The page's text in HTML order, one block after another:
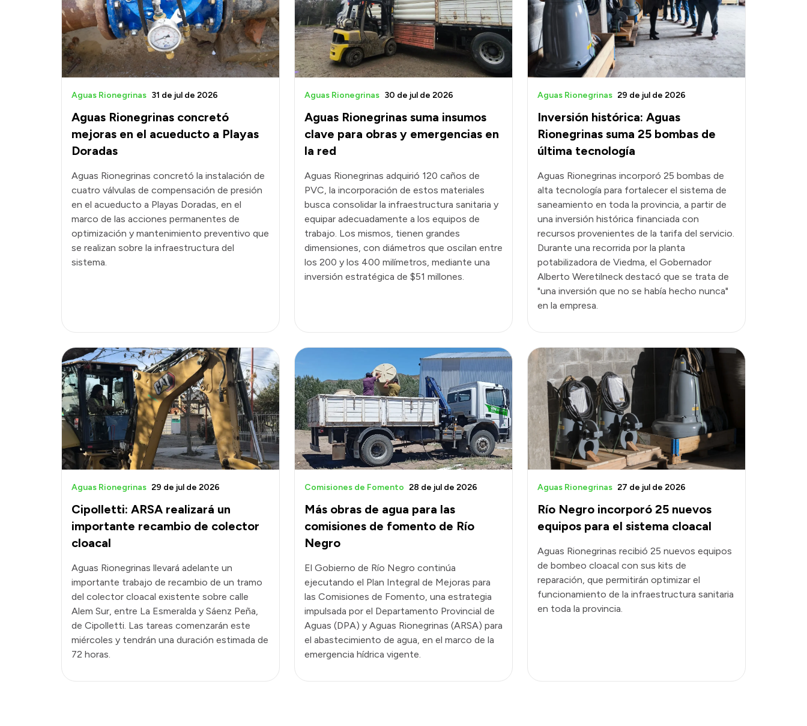
Aguas Rionegrinas concretó
mejoras en el acueducto a Playas
Doradas
Aguas Rionegrinas 31 de jul de 2026
Aguas Rionegrinas concretó la instalación de
cuatro válvulas de compensación de presión
en el acueducto a Playas Doradas, en el
marco de las acciones permanentes de
optimización y mantenimiento preventivo que
se realizan sobre la infraestructura del
sistema.
Aguas Rionegrinas suma insumos
clave para obras y emergencias en
la red
Aguas Rionegrinas 30 de jul de 2026
Aguas Rionegrinas adquirió 120 caños de
PVC, la incorporación de estos materiales
busca consolidar la infraestructura sanitaria y
equipar adecuadamente a los equipos de
trabajo. Los mismos, tienen grandes
dimensiones, con diámetros que oscilan entre
los 200 y los 400 milímetros, mediante una
inversión estratégica de $51 millones.
Inversión histórica: Aguas
Rionegrinas suma 25 bombas de
última tecnología
Aguas Rionegrinas 29 de jul de 2026
Aguas Rionegrinas incorporó 25 bombas de
alta tecnología para fortalecer el sistema de
saneamiento en toda la provincia, a partir de
una inversión histórica financiada con
recursos provenientes de la tarifa del servicio.
Durante una recorrida por la planta
potabilizadora de Viedma, el Gobernador
Alberto Weretilneck destacó que se trata de
"una inversión que no se había hecho nunca"
en la empresa.
Cipolletti: ARSA realizará un
importante recambio de colector
cloacal
Aguas Rionegrinas 29 de jul de 2026
Aguas Rionegrinas llevará adelante un
importante trabajo de recambio de un tramo
del colector cloacal existente sobre calle
Alem Sur, entre La Esmeralda y Sáenz Peña,
de Cipolletti. Las tareas comenzarán este
miércoles y tendrán una duración estimada de
72 horas.
Más obras de agua para las
comisiones de fomento de Río
Negro
Comisiones de Fomento 28 de jul de 2026
El Gobierno de Río Negro continúa
ejecutando el Plan Integral de Mejoras para
las Comisiones de Fomento, una estrategia
impulsada por el Departamento Provincial de
Aguas (DPA) y Aguas Rionegrinas (ARSA) para
el abastecimiento de agua, en el marco de la
emergencia hídrica vigente.
Río Negro incorporó 25 nuevos
equipos para el sistema cloacal
Aguas Rionegrinas 27 de jul de 2026
Aguas Rionegrinas recibió 25 nuevos equipos
de bombeo cloacal con sus kits de
reparación, que permitirán optimizar el
funcionamiento de la infraestructura sanitaria
en toda la provincia.